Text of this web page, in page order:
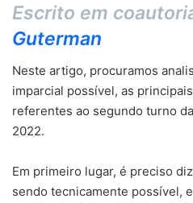
Escrito em
Guterman
Neste artigo, procuramos
imparcial possível, as
referentes ao segundo turno
2022.
Em primeiro lugar, é preciso
sendo tecnicamente possível,